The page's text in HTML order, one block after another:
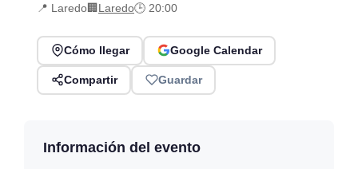
📍 Laredo🏢Laredo🕒 20:00
Cómo llegar Google Calendar
Compartir Guardar
Información del evento